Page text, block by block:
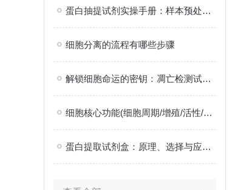
蛋白抽提试剂实操手册：样本预处理、试剂配比与抽提效率提升技巧
细胞分离的流程有哪些步骤
解锁细胞命运的密钥：凋亡检测试剂盒的革新之旅
细胞核心功能(细胞周期/增殖/活性/缺氧检测/活性氧/耗氧率检测)技术解析
蛋白提取试剂盒：原理、选择与应用全解析